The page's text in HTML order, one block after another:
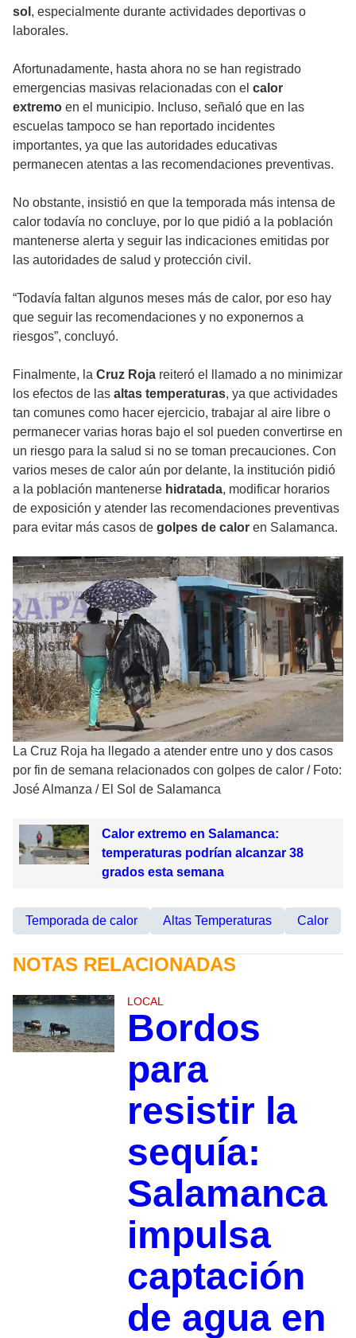
sol , especialmente durante actividades deportivas o
laborales.
Afortunadamente, hasta ahora no se han registrado
emergencias masivas relacionadas con el calor
extremo en el municipio. Incluso, señaló que en las
escuelas tampoco se han reportado incidentes
importantes, ya que las autoridades educativas
permanecen atentas a las recomendaciones preventivas.
No obstante, insistió en que la temporada más intensa de
calor todavía no concluye, por lo que pidió a la población
mantenerse alerta y seguir las indicaciones emitidas por
las autoridades de salud y protección civil.
“Todavía faltan algunos meses más de calor, por eso hay
que seguir las recomendaciones y no exponernos a
riesgos”, concluyó.
Finalmente, la Cruz Roja reiteró el llamado a no minimizar
los efectos de las altas temperaturas, ya que actividades
tan comunes como hacer ejercicio, trabajar al aire libre o
permanecer varias horas bajo el sol pueden convertirse en
un riesgo para la salud si no se toman precauciones. Con
varios meses de calor aún por delante, la institución pidió
a la población mantenerse hidratada, modificar horarios
de exposición y atender las recomendaciones preventivas
para evitar más casos de golpes de calor en Salamanca.
La Cruz Roja ha llegado a atender entre uno y dos casos
por fin de semana relacionados con golpes de calor / Foto:
José Almanza / El Sol de Salamanca
Calor extremo en Salamanca:
temperaturas podrían alcanzar 38
grados esta semana
Temporada de calor Altas Temperaturas Calor
NOTAS RELACIONADAS
LOCAL
Bordos
para
resistir la
sequía:
Salamanca
impulsa
captación
de agua en